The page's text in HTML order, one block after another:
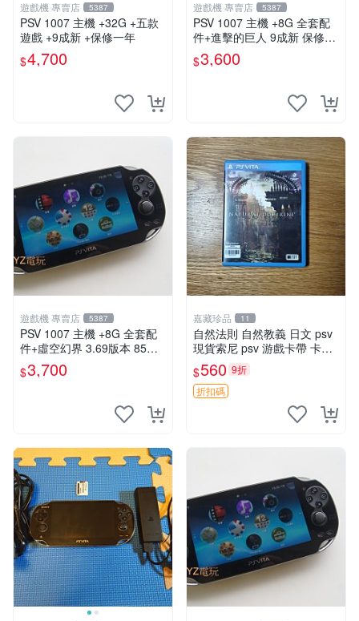
遊戲機 專賣店 5387
PSV 1007 主機 +32G +五款
遊戲 +9成新 +保修一年
$4,700
遊戲機 專賣店 5387
PSV 1007 主機 +8G 全套配
件+進擊的巨人 9成新 保修一
年 品質有保障
$3,600
遊戲機 專賣店 5387
PSV 1007 主機 +8G 全套配
件+虛空幻界 3.69版本 85成
新 PS Vita1007 一年保修
$3,700
嘉藏珍品 11
自然法則 自然教義 日文 psv
現貨索尼 psv 游戲卡帶 卡盒
無損 版本外版 功能正常讀卡
關于質量：為避免糾紛，鑒寶
專家，收藏家和較真黨自行繞
$560 9折
折扣碼